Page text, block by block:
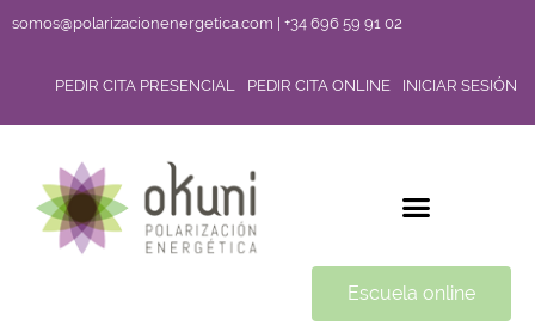
somos@polarizacionenergetica.com | +34 696 59 91 02
PEDIR CITA PRESENCIAL PEDIR CITA ONLINE INICIAR SESIÓN
Escuela online